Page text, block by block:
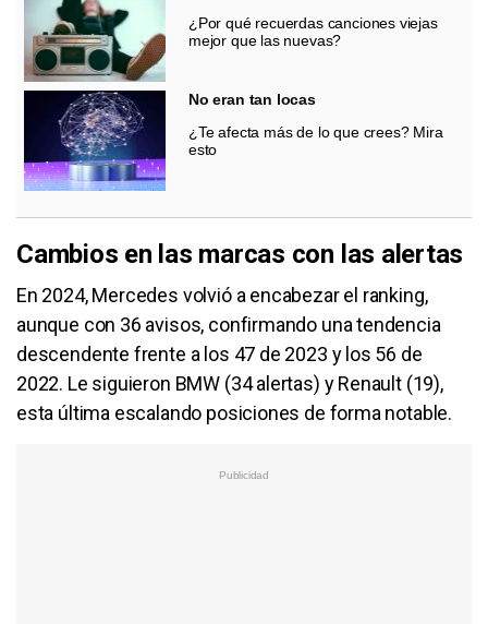
¿Por qué recuerdas canciones viejas
mejor que las nuevas?
No eran tan locas
¿Te afecta más de lo que crees? Mira
esto
Cambios en las marcas con las alertas
En 2024, Mercedes volvió a encabezar el ranking,
aunque con 36 avisos, confirmando una tendencia
descendente frente a los 47 de 2023 y los 56 de
2022. Le siguieron BMW (34 alertas) y Renault (19),
esta última escalando posiciones de forma notable.